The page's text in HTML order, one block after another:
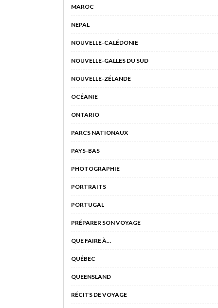
MAROC
NEPAL
NOUVELLE-CALÉDONIE
NOUVELLE-GALLES DU SUD
NOUVELLE-ZÉLANDE
OCÉANIE
ONTARIO
PARCS NATIONAUX
PAYS-BAS
PHOTOGRAPHIE
PORTRAITS
PORTUGAL
PRÉPARER SON VOYAGE
QUE FAIRE À…
QUÉBEC
QUEENSLAND
RÉCITS DE VOYAGE